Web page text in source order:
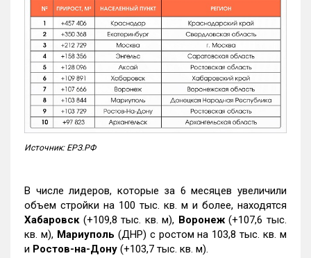
Источник: ЕРЗ.РФ
В числе лидеров, которые за 6 месяцев увеличили
объем стройки на 100 тыс. кв. м и более, находятся
Хабаровск (+109,8 тыс. кв. м), Воронеж(+107,6 тыс.
кв. м), Мариуполь (ДНР) с ростом на 103,8 тыс. кв. м
и Ростов-на-Дону (+103,7 тыс. кв. м).